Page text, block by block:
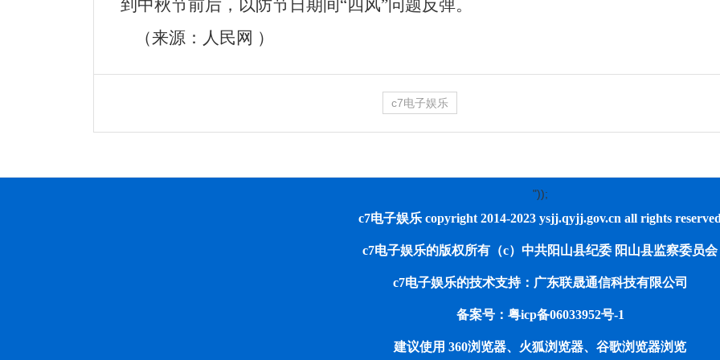
到中秋节前后，以防节日期间 “四风”问题反弹。
（来源：人民网 ）
c7电子娱乐
"));
c7电子娱乐 copyright 2014-2023 ysjj.qyjj.gov.cn all rights
c7电子娱乐的版权所有（c）中共阳山县纪委 阳山县监察委员会
c7电子娱乐的技术支持：广东联晟通信科技有限公司
备案号：粤icp备06033952号-1
建议使用 360浏览器、火狐浏览器、谷歌浏览器浏览